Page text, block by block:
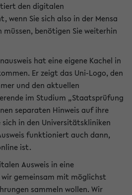
den digitalen
wenn Sie sich also in der Mensa
müssen, benötigen Sie weiterhin
hat eine eigene Kachel in
Er zeigt das Uni-Logo, den
und den aktuellen
im Studium „Staatsprüfung
separaten Hinweis auf ihre
in den Universitätskliniken
funktioniert auch dann,
ist.
Ausweis in eine
wir gemeinsam mit möglichst
sammeln wollen. Wir